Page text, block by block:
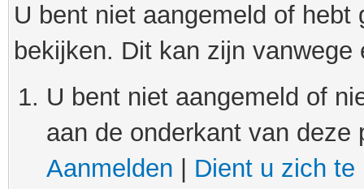
U bent niet aangemeld of
bekijken. Dit kan zijn
U bent niet aangemeld of
aan de onderkant van
Aanmelden
Dient u zich te